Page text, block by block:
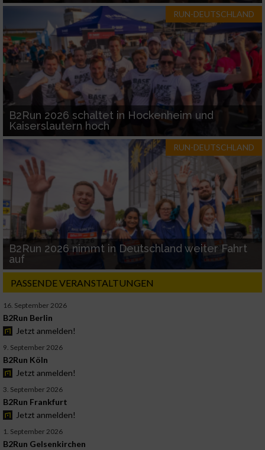
RUN-DEUTSCHLAND
B2Run 2026 schaltet in Hockenheim und
Kaiserslautern hoch
RUN-DEUTSCHLAND
B2Run 2026 nimmt in Deutschland weiter Fahrt
auf
PASSENDE VERANSTALTUNGEN
16. September 2026
B2Run Berlin
Jetzt anmelden!
9. September 2026
B2Run Köln
Jetzt anmelden!
3. September 2026
B2Run Frankfurt
Jetzt anmelden!
1. September 2026
B2Run Gelsenkirchen